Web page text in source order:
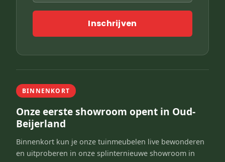
Inschrijven
BINNENKORT
Onze eerste showroom opent in Oud-
Beijerland
Binnenkort kun je onze tuinmeubelen live bewonderen
en uitproberen in onze splinternieuwe showroom in